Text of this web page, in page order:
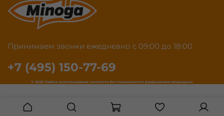
Принимаем звонки ежедневно с 09:00 до 18:00
+7 (495) 150-77-69
© 2022 Любое использование контента без письменного разрешения запрещено